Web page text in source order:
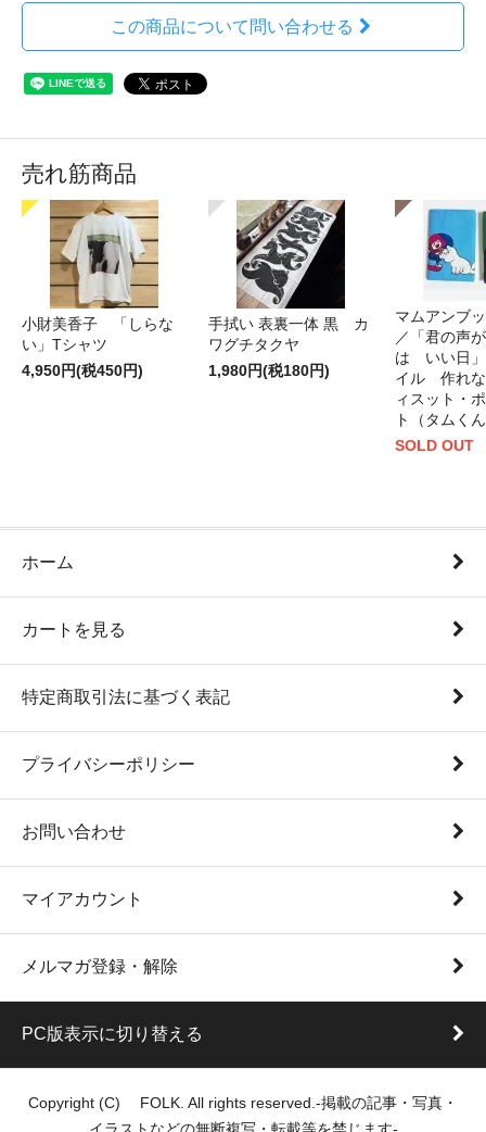
この商品について問い合わせる
売れ筋商品
小財美香子 「しらな
い」Tシャツ
4,950円(税450円)
手拭い 表裏一体 黒 カ
ワグチタクヤ
1,980円(税180円)
マムアンブ
／「君の声
は いい日」
イル 作れ
ィスット・
ト（タムく
SOLD OUT
ホーム
カートを見る
特定商取引法に基づく表記
プライバシーポリシー
お問い合わせ
マイアカウント
メルマガ登録・解除
PC版表示に切り替える
Copyright (C) FOLK. All rights reserved.-掲載の記事・写真・